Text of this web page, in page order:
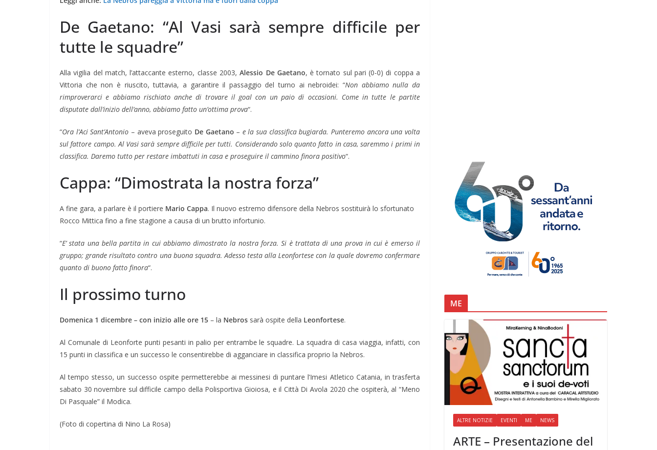
De Gaetano: “Al Vasi sarà sempre difficile per
tutte le squadre”
Alla vigilia del match, l’attaccante esterno, classe 2003,Alessio De Gaetano, è tornato sul pari (0-0) di coppa a
Vittoria che non è riuscito, tuttavia, a garantire il passaggio del turno ai nebroidei: “Non abbiamo nulla da
rimproverarci e abbiamo rischiato anche di trovare il goal con un paio di occasioni. Come in tutte le partite
disputate dall’inizio dell’anno, abbiamo fatto un’ottima prova“.
“Ora l’Aci Sant’Antonio – aveva proseguito De Gaetano – e la sua classifica bugiarda. Punteremo ancora una volta
sul fattore campo. Al Vasi sarà sempre difficile per tutti. Considerando solo quanto fatto in casa, saremmo i primi in
classifica. Daremo tutto per restare imbattuti in casa e proseguire il cammino finora positivo“.
Cappa: “Dimostrata la nostra forza”
A fine gara, a parlare è il portiere Mario Cappa. Il nuovo estremo difensore della Nebros sostituirà lo sfortunato
Rocco Mittica fino a fine stagione a causa di un brutto infortunio.
“E’ stata una bella partita in cui abbiamo dimostrato la nostra forza. Si è trattata di una prova in cui è emerso il
gruppo; grande risultato contro una buona squadra. Adesso testa alla Leonfortese con la quale dovremo confermare
quanto di buono fatto finora“.
Il prossimo turno
Domenica 1 dicembre – con inizio alle ore 15 – la Nebros sarà ospite della Leonfortese.
Al Comunale di Leonforte punti pesanti in palio per entrambe le squadre. La squadra di casa viaggia, infatti, con
15 punti in classifica e un successo le consentirebbe di agganciare in classifica proprio la Nebros.
Al tempo stesso, un successo ospite permetterebbe ai messinesi di puntare l’Imesi Atletico Catania, in trasferta
sabato 30 novembre sul difficile campo della Polisportiva Gioiosa, e il Città Di Avola 2020 che ospiterà, al “Meno
Di Pasquale” il Modica.
(Foto di copertina di Nino La Rosa)
ME
ALTRE NOTIZIE EVENTI ME NEWS
ARTE – Presentazione del